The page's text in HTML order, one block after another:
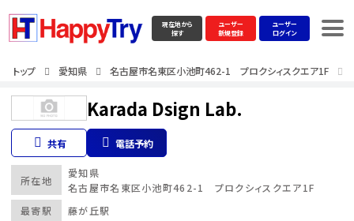
現在地から
探す
ユーザー
新規登録
ユーザー
ログイン
トップ 愛知県 名古屋市名東区小池町462-1 プロクシィスクエア1F
Karada Dsign Lab.
共有 電話予約
最寄駅 藤が丘駅
所在地
愛知県
名古屋市名東区小池町462-1 プロクシィスクエア1F